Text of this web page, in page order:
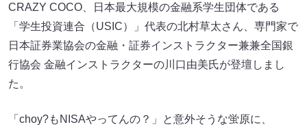
CRAZY COCO、日本最大規模の金融系学生団体である
「学生投資連合（USIC）」代表の北村草太さん、専門家で
日本証券業協会の金融・証券インストラクター兼兼全国銀
行協会 金融インストラクターの川口由美氏が登壇しまし
た。
「choy?もNISAやってんの？」と意外そうな蛍原に、